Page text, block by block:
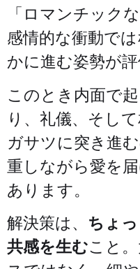
「ロマンチック
感情的な衝動で
かに進む姿勢が
このとき内面で
り、礼儀、そし
ガサツに突き進
重しながら愛を
あります。
解決策は、 ちょ
共感を生むこと